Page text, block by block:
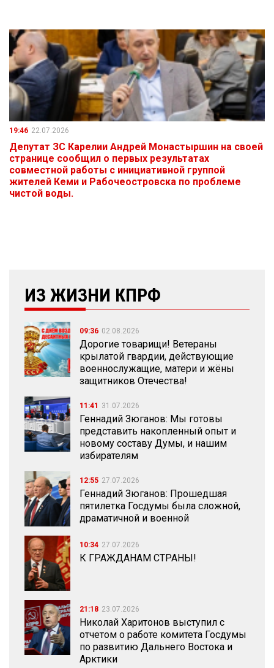
ИЗ ЖИЗНИ КПРФ
09:36 02.08.2026
Дорогие товарищи! Ветераны
крылатой гвардии, действующие
военнослужащие, матери и жёны
защитников Отечества!
11:41 31.07.2026
Геннадий Зюганов: Мы готовы
представить накопленный опыт и
новому составу Думы, и нашим
избирателям
12:55 27.07.2026
Геннадий Зюганов: Прошедшая
пятилетка Госдумы была сложной,
драматичной и военной
10:34 27.07.2026
К ГРАЖДАНАМ СТРАНЫ!
21:18 23.07.2026
Николай Харитонов выступил с
отчетом о работе комитета Госдумы
по развитию Дальнего Востока и
Арктики
19:46 22.07.2026
Депутат ЗС Карелии Андрей Монастыршин на своей
странице сообщил о первых результатах
совместной работы с инициативной группой
жителей Кеми и Рабочеостровска по проблеме
чистой воды.